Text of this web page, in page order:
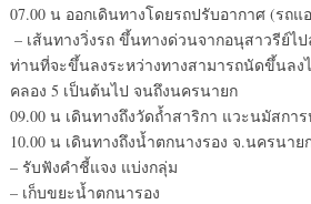
07.00 น ออกเดินทางโดยรถปรับอากาศ (รถแ
– เส้นทางวิ่งรถ ขึ้นทางด่วนจากอนุสาวรีย์ไ
ท่านที่จะขึ้นลงระหว่างทางสามารถนัดขึ้นลง
คลอง 5 เป็นต้นไป จนถึงนครนายก
09.00 น เดินทางถึงวัดถ้ำสาริกา แวะนมัสกา
10.00 น เดินทางถึงน้ำตกนางรอง จ.นครนาย
– รับฟังคำชี้แจง แบ่งกลุ่ม
– เก็บขยะน้ำตกนารอง